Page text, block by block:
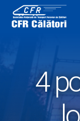
content
4